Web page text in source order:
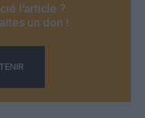
l’article ?
un don !